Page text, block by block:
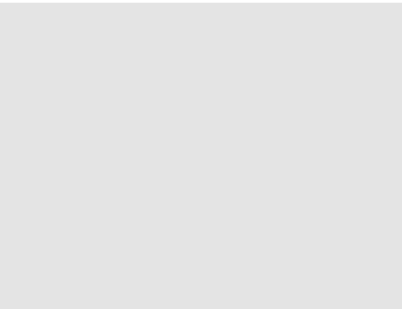
其他 (可複選)